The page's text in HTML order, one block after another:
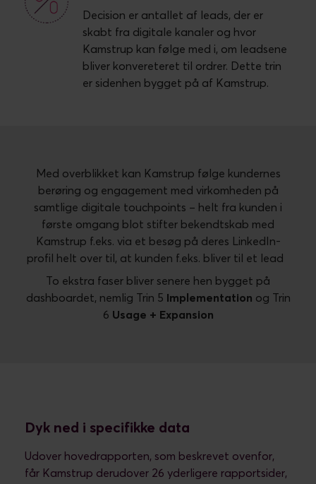
Decision er antallet af leads, der er
skabt fra digitale kanaler og hvor
Kamstrup kan følge med i, om leadsene
bliver konvereteret til ordrer. Dette trin
er sidenhen bygget på af Kamstrup.
Med overblikket kan Kamstrup følge kundernes
berøring og engagement med virkomheden på
samtlige digitale touchpoints – helt fra kunden i
første omgang blot stifter bekendtskab med
Kamstrup f.eks. via et besøg på deres LinkedIn-
profil helt over til, at kunden f.eks. bliver til et lead
To ekstra faser bliver senere hen bygget på
dashboardet, nemlig Trin 5
Implementation og Trin
6 Usage + Expansion
Dyk ned i specifikke data
Udover hovedrapporten, som beskrevet ovenfor,
får Kamstrup derudover 26 yderligere rapportsider,